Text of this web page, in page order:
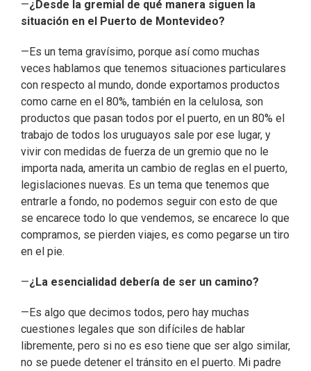
—¿Desde la gremial de qué manera siguen la
situación en el Puerto de Montevideo?
—Es un tema gravísimo, porque así como muchas
veces hablamos que tenemos situaciones particulares
con respecto al mundo, donde exportamos productos
como carne en el 80%, también en la celulosa, son
productos que pasan todos por el puerto, en un 80% el
trabajo de todos los uruguayos sale por ese lugar, y
vivir con medidas de fuerza de un gremio que no le
importa nada, amerita un cambio de reglas en el puerto,
legislaciones nuevas. Es un tema que tenemos que
entrarle a fondo, no podemos seguir con esto de que
se encarece todo lo que vendemos, se encarece lo que
compramos, se pierden viajes, es como pegarse un tiro
en el pie.
—¿La esencialidad debería de ser un camino?
—Es algo que decimos todos, pero hay muchas
cuestiones legales que son difíciles de hablar
libremente, pero si no es eso tiene que ser algo similar,
no se puede detener el tránsito en el puerto. Mi padre